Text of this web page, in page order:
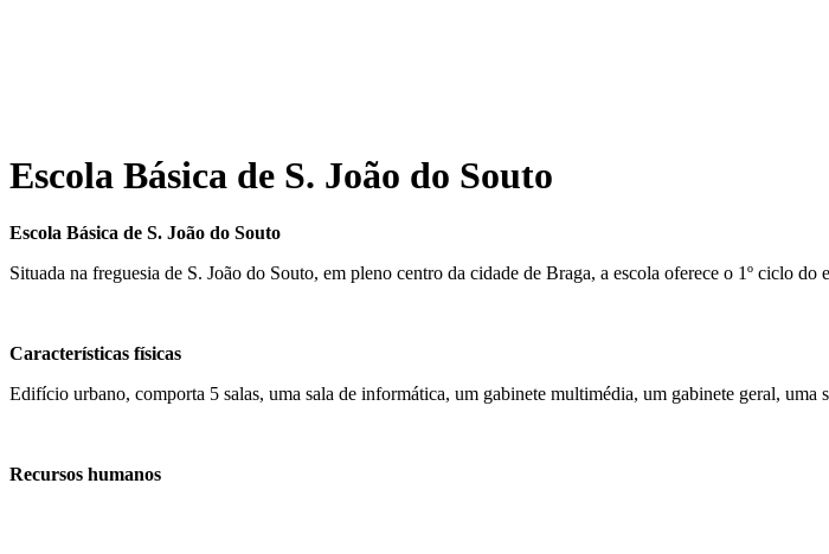
Escola Básica de S. João do Souto
Escola Básica de S. João do Souto
Situada na freguesia de S. João do Souto, em pleno centro da cidade de Braga, a escola oferece o 1º ciclo do
Características físicas
Edifício urbano, comporta 5 salas, uma sala de informática, um gabinete multimédia, um gabinete geral,
Recursos humanos